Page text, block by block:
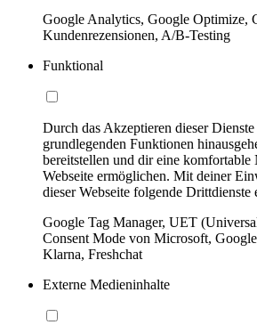
Google Analytics, Google Optimize,
Kundenrezensionen, A/B-Testing
Funktional
Durch das Akzeptieren dieser
grundlegenden Funktionen
bereitstellen und dir eine komfortable
Webseite ermöglichen. Mit deiner
dieser Webseite folgende Drittdienste
Google Tag Manager, UET
Consent Mode von Microsoft,
Klarna, Freshchat
Externe Medieninhalte